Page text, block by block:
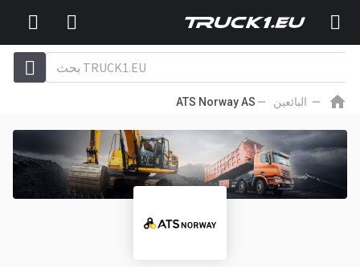
البائعين ATS Norway AS